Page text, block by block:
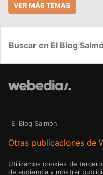
VER MÁS TEMAS
El Blog Salmón
Otras publicaciones de
Utilizamos cookies de
de audiencia y mostrar